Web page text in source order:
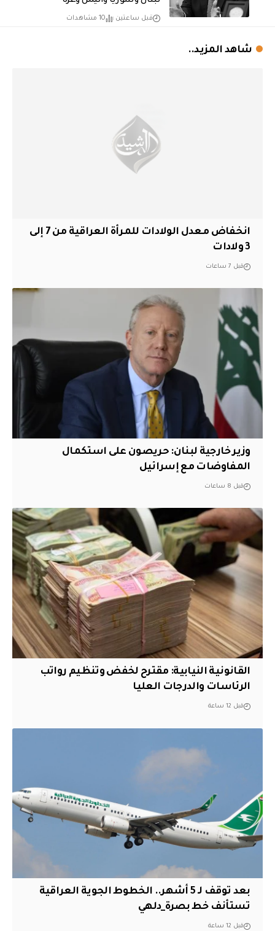
قبل ساعتين 10 مشاهدات
شاهد المزيد..
انخفاض معدل الولادات للمرأة العراقية من 7 إلى
3 ولادات
قبل 7 ساعات
وزير خارجية لبنان: حريصون على استكمال
المفاوضات مع إسرائيل
قبل 8 ساعات
القانونية النيابية: مقترح لخفض وتنظيم رواتب
الرئاسات والدرجات العليا
قبل 12 ساعة
بعد توقف لـ 5 أشهر.. الخطوط الجوية العراقية
تستأنف خط بصرة_دلهي
قبل 12 ساعة